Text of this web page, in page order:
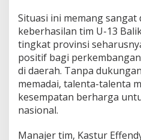
Situasi ini memang
keberhasilan tim U-13
tingkat provinsi
positif bagi
di daerah. Tanpa
memadai, talenta-talenta
kesempatan berharga
nasional.
Manajer tim, Kastur